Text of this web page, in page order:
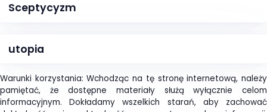
Sceptycyzm
utopia
Warunki korzystania: Wchodząc na tę stronę internetową, należy
pamiętać, że dostępne materiały służą wyłącznie celom
informacyjnym. Dokładamy wszelkich starań, aby zachować